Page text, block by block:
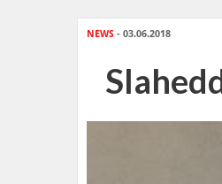
NEWS - 03.06.2018